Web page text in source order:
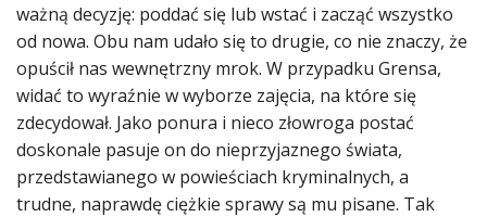
ważną decyzję: poddać się lub wstać i zacząć wszystko
od nowa. Obu nam udało się to drugie, co nie znaczy, że
opuścił nas wewnętrzny mrok. W przypadku Grensa,
widać to wyraźnie w wyborze zajęcia, na które się
zdecydował. Jako ponura i nieco złowroga postać
doskonale pasuje on do nieprzyjaznego świata,
przedstawianego w powieściach kryminalnych, a
trudne, naprawdę ciężkie sprawy są mu pisane. Tak